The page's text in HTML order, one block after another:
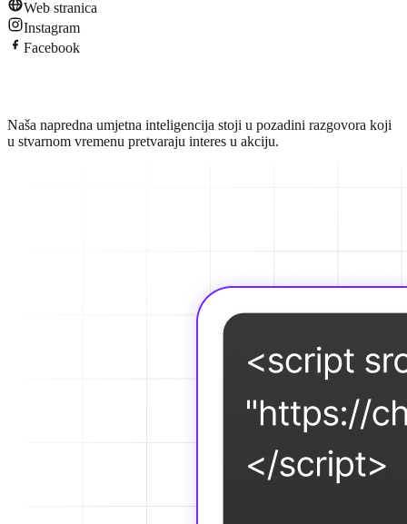
Web stranica
Instagram
Facebook
Naša napredna umjetna inteligencija stoji u pozadini razgovora koji
u stvarnom vremenu pretvaraju interes u akciju.